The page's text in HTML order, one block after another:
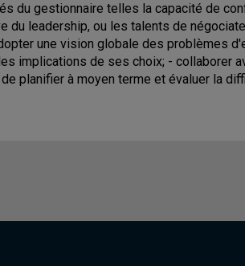
du gestionnaire telles la capacité de
du leadership, ou les talents de
une vision globale des problèmes
implications de ses choix; - collaborer
planifier à moyen terme et évaluer la